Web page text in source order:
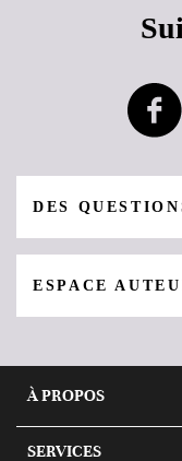
DES
ESPACE
À PROPOS
SERVICES